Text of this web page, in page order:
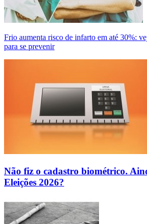
Frio aumenta risco de infarto em até 30%:
para se prevenir
Não fiz o cadastro biométrico.
Eleições 2026?